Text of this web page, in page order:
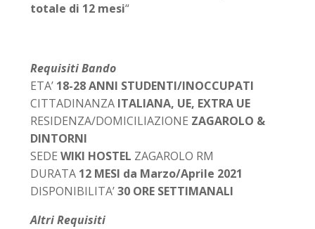
totale di 12 mesi“
Requisiti Bando
ETA’ 18-28 ANNI STUDENTI/INOCCUPATI
CITTADINANZA ITALIANA, UE, EXTRA UE
RESIDENZA/DOMICILIAZIONE ZAGAROLO &
DINTORNI
SEDE WIKI HOSTEL ZAGAROLO RM
DURATA 12 MESI da Marzo/Aprile 2021
DISPONIBILITA’30 ORE SETTIMANALI
Altri Requisiti